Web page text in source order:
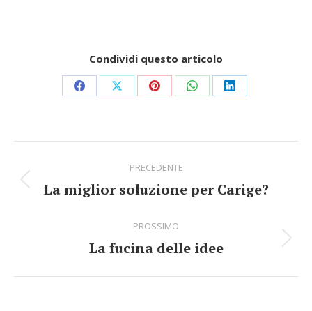
Condividi questo articolo
Share
Facebook
Share
X
Share
Pinterest
Share
WhatsApp
Share
LinkedIn
di
navigazione
PRECEDENTE
Stile
La miglior soluzione per Carige?
PROSSIMO
Numero
La fucina delle idee